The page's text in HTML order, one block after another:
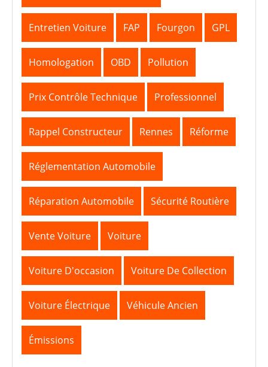
Entretien Voiture FAP Fourgon GPL
Homologation OBD Pollution
Prix Contrôle Technique Professionnel
Rappel Constructeur Rennes Réforme
Réglementation Automobile
Réparation Automobile Sécurité Routière
Vente Voiture Voiture
Voiture D'occasion Voiture De Collection
Voiture Électrique Véhicule Ancien
Émissions